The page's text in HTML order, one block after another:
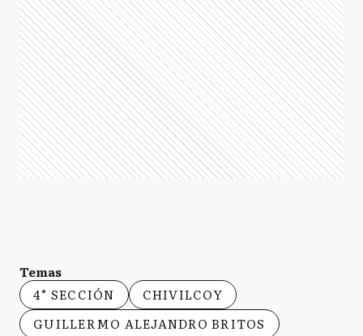
Temas
4° SECCIÓN
CHIVILCOY
GUILLERMO ALEJANDRO BRITOS